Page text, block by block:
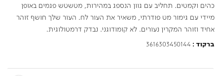
כהים וקמטים. תחליב עם גוון הנספג במהירות, מטשטש פגמים באופן
מיידי עם גימור מט פודרתי, משאיר את העור לח. העור שלך חושף זוהר
אחיד וזוהר המקרין נעורים. לא קומודוגני. נבדק דרמטולוגית.
ברקוד : 3616303450144